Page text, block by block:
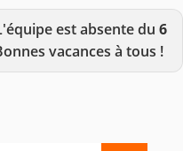
est absente du 6
vacances à tous !